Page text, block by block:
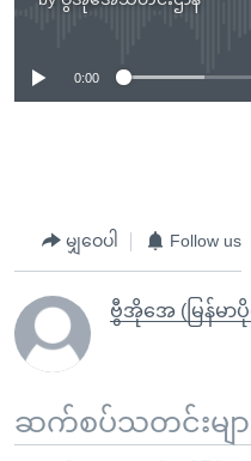
No media
0:00
မျှဝေပါ Follow us
ဗွီအိုအေ (မြန်မာပို
ဆက်စပ်သတင်းမျာ